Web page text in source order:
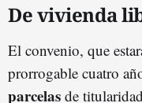
De vivienda
El convenio, que
prorrogable cuatro
parcelas de